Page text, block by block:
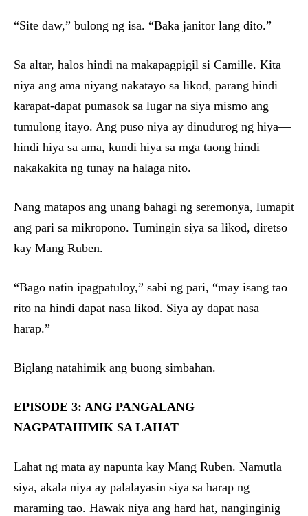
“Site daw,” bulong ng isa. “Baka janitor lang dito.”
Sa altar, halos hindi na makapagpigil si Camille. Kita
niya ang ama niyang nakatayo sa likod, parang hindi
karapat-dapat pumasok sa lugar na siya mismo ang
tumulong itayo. Ang puso niya ay dinudurog ng hiya—
hindi hiya sa ama, kundi hiya sa mga taong hindi
nakakakita ng tunay na halaga nito.
Nang matapos ang unang bahagi ng seremonya, lumapit
ang pari sa mikropono. Tumingin siya sa likod, diretso
kay Mang Ruben.
“Bago natin ipagpatuloy,” sabi ng pari, “may isang tao
rito na hindi dapat nasa likod. Siya ay dapat nasa
harap.”
Biglang natahimik ang buong simbahan.
EPISODE 3: ANG PANGALANG
NAGPATAHIMIK SA LAHAT
Lahat ng mata ay napunta kay Mang Ruben. Namutla
siya, akala niya ay palalayasin siya sa harap ng
maraming tao. Hawak niya ang hard hat, nanginginig